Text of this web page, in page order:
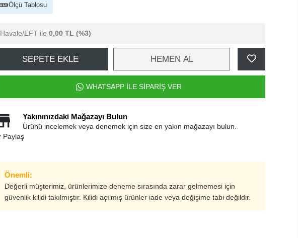
Ölçü Tablosu
Havale/EFT ile 0,00 TL (%3)
SEPETE EKLE HEMEN AL
WHATSAPP İLE SİPARİŞ VER
Yakınınızdaki Mağazayı Bulun
Ürünü incelemek veya denemek için size en yakın mağazayı bulun.
Paylaş
Önemli:
Değerli müşterimiz, ürünlerimize deneme sırasında zarar gelmemesi için
güvenlik kilidi takılmıştır. Kilidi açılmış ürünler iade veya değişime tabi değildir.